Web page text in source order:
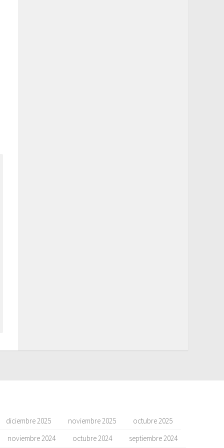
diciembre 2025 noviembre 2025
octubre 2025
noviembre 2024
octubre 2024 septiembre 2024